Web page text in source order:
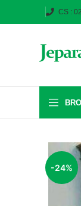
CS :
-24%